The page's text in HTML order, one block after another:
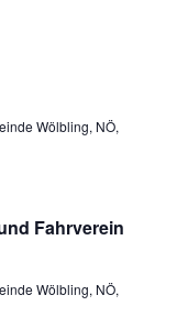
Wölbling, NÖ,
Fahrverein
Wölbling, NÖ,